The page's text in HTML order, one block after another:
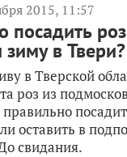
2015, 11:57
посадить
в Твери?
в Тверской
роз из
оставить в
свидания.